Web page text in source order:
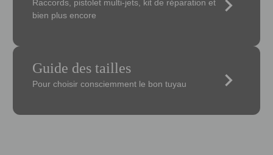
Raccords, pistolet multi-jets, kit de réparation et
bien plus encore
keyboard_arrow_right
Guide des tailles
Pour choisir consciemment le bon tuyau keyboard_arrow_right